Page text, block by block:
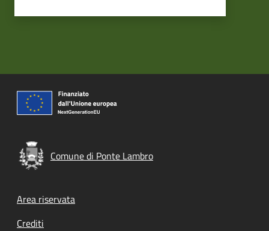
Comune di Ponte Lambro
Footer menu
Area riservata
Crediti